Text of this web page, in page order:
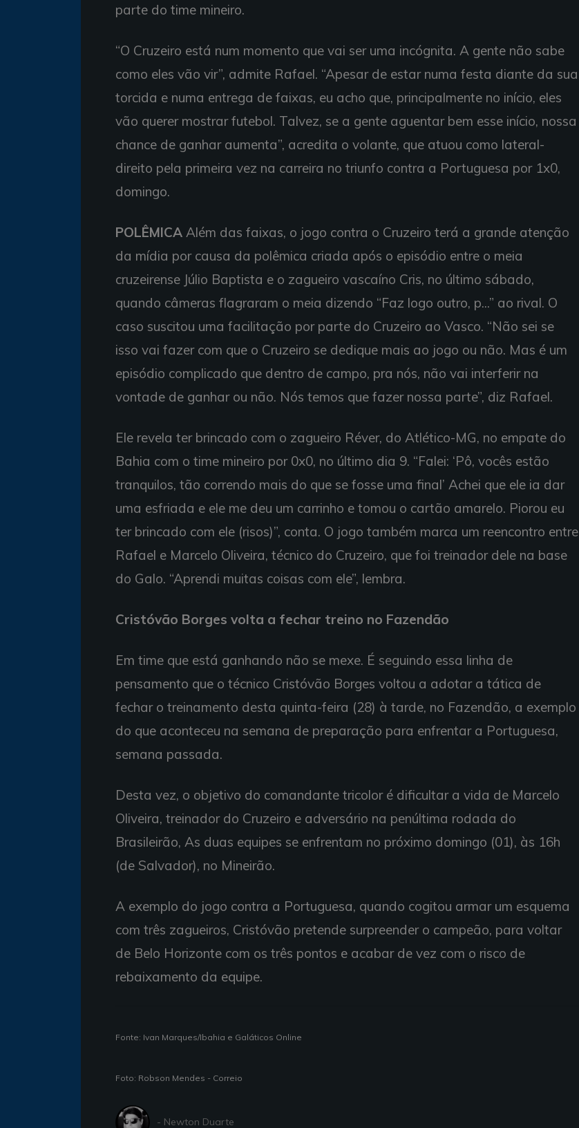
parte do time mineiro.
“O Cruzeiro está num momento que vai ser uma incógnita. A gente não sabe
como eles vão vir”, admite Rafael. “Apesar de estar numa festa diante da sua
torcida e numa entrega de faixas, eu acho que, principalmente no início, eles
vão querer mostrar futebol. Talvez, se a gente aguentar bem esse início, nossa
chance de ganhar aumenta”, acredita o volante, que atuou como lateral-
direito pela primeira vez na carreira no triunfo contra a Portuguesa por 1x0,
domingo.
POLÊMICA Além das faixas, o jogo contra o Cruzeiro terá a grande atenção
da mídia por causa da polêmica criada após o episódio entre o meia
cruzeirense Júlio Baptista e o zagueiro vascaíno Cris, no último sábado,
quando câmeras flagraram o meia dizendo “Faz logo outro, p...” ao rival. O
caso suscitou uma facilitação por parte do Cruzeiro ao Vasco. “Não sei se
isso vai fazer com que o Cruzeiro se dedique mais ao jogo ou não. Mas é um
episódio complicado que dentro de campo, pra nós, não vai interferir na
vontade de ganhar ou não. Nós temos que fazer nossa parte”, diz Rafael.
Ele revela ter brincado com o zagueiro Réver, do Atlético-MG, no empate do
Bahia com o time mineiro por 0x0, no último dia 9. “Falei: ‘Pô, vocês estão
tranquilos, tão correndo mais do que se fosse uma final’ Achei que ele ia dar
uma esfriada e ele me deu um carrinho e tomou o cartão amarelo. Piorou eu
ter brincado com ele (risos)”, conta. O jogo também marca um reencontro entre
Rafael e Marcelo Oliveira, técnico do Cruzeiro, que foi treinador dele na base
do Galo. “Aprendi muitas coisas com ele”, lembra.
Cristóvão Borges volta a fechar treino no Fazendão
Em time que está ganhando não se mexe. É seguindo essa linha de
pensamento que o técnico Cristóvão Borges voltou a adotar a tática de
fechar o treinamento desta quinta-feira (28) à tarde, no Fazendão, a exemplo
do que aconteceu na semana de preparação para enfrentar a Portuguesa,
semana passada.
Desta vez, o objetivo do comandante tricolor é dificultar a vida de Marcelo
Oliveira, treinador do Cruzeiro e adversário na penúltima rodada do
Brasileirão, As duas equipes se enfrentam no próximo domingo (01), às 16h
(de Salvador), no Mineirão.
A exemplo do jogo contra a Portuguesa, quando cogitou armar um esquema
com três zagueiros, Cristóvão pretende surpreender o campeão, para voltar
de Belo Horizonte com os três pontos e acabar de vez com o risco de
rebaixamento da equipe.
Fonte: Ivan Marques/Ibahia e Galáticos Online
Foto: Robson Mendes - Correio
- Newton Duarte